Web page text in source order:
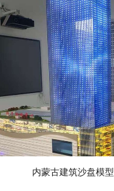
内蒙古建筑沙盘模型
点击查看详情